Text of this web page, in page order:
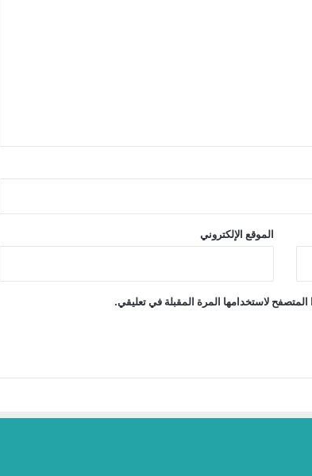
الموقع الإلكتروني
لاستخدامها المرة المقبلة في تعليقي.